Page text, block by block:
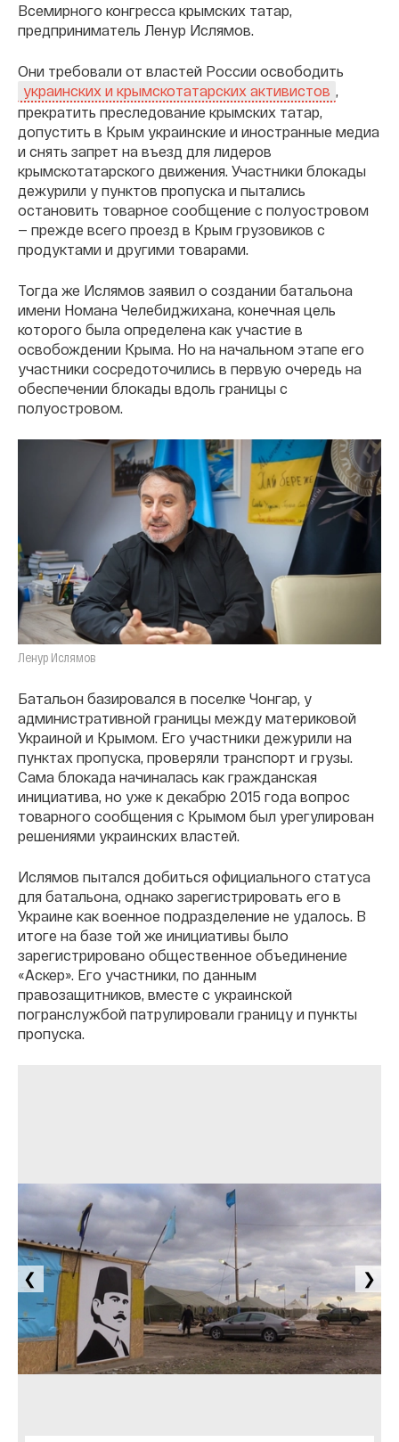
Всемирного конгресса крымских татар,
предприниматель Ленур Ислямов.
Они требовали от властей России освободить
украинских и крымскотатарских активистов
прекратить преследование крымских татар,
допустить в Крым украинские и иностранные медиа
и снять запрет на въезд для лидеров
крымскотатарского движения. Участники блокады
дежурили у пунктов пропуска и пытались
остановить товарное сообщение с полуостровом
— прежде всего проезд в Крым грузовиков с
продуктами и другими товарами.
Тогда же Ислямов заявил о создании батальона
имени Номана Челебиджихана, конечная цель
которого была определена как участие в
освобождении Крыма. Но на начальном этапе его
участники сосредоточились в первую очередь на
обеспечении блокады вдоль границы с
полуостровом.
Ленур Ислямов
Батальон базировался в поселке Чонгар, у
административной границы между материковой
Украиной и Крымом. Его участники дежурили на
пунктах пропуска, проверяли транспорт и грузы.
Сама блокада начиналась как гражданская
инициатива, но уже к декабрю 2015 года вопрос
товарного сообщения с Крымом был урегулирован
решениями украинских властей.
Ислямов пытался добиться официального статуса
для батальона, однако зарегистрировать его в
Украине как военное подразделение не удалось. В
итоге на базе той же инициативы было
зарегистрировано общественное объединение
«Аскер». Его участники, по данным
правозащитников, вместе с украинской
погранслужбой патрулировали границу и пункты
пропуска.
❮ ❯